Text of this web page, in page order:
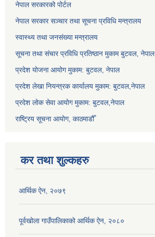
नेपाल सरकारको पोर्टल
नेपाल सरकार सञ्‍चार तथा सूचना प्रविधि मन्त्रालय
स्वास्थ्य तथा जनसंख्या मन्त्रालय
सूचना तथा संचार प्रविधि प्रतिष्ठान मुकाम बुटवल, नेपाल
प्रदेश योजना आयोग मुकाम: बुटवल, नेपाल
प्रदेश लेखा नियन्त्रक कार्यालय मुकाम: बुटवल,नेपाल
प्रदेश लोक सेवा आयोग मुकाम: बुटवल,नेपाल
राष्ट्रिय सूचना आयोग, काठमाडौँ
कर तथा शुल्कहरु
आर्थिक ऐन, २०७९
पूर्वखोला गाउँपालिकाको आर्थिक ऐन, २०८०